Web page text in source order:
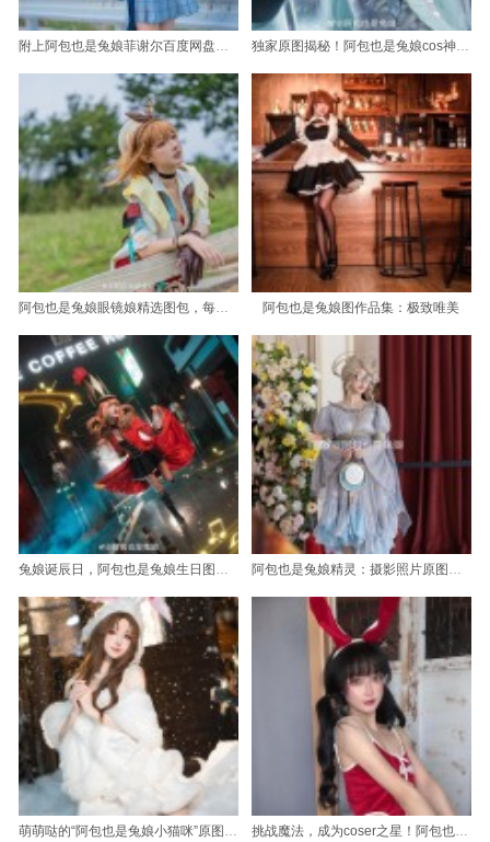
阿包也是兔娘图作品集：极致唯美
兔娘诞辰日，阿包也是兔娘生日图片新作欣赏 阿包也是兔娘精灵：摄影照片原图更新，美到窒息
萌萌哒的“阿包也是兔娘小猫咪”原图，肆意展现最美的一面
挑战魔法，成为coser之星！阿包也是兔娘cos史尔特尔照片大放送